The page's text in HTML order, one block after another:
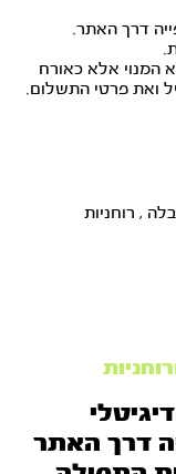
דרך האתר.
המנוי אלא כאורח
ואת פרטי התשלום.
, רוחניות
דרך האתר